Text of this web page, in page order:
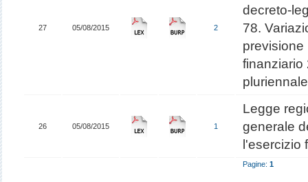
27 05/08/2015 2
decreto-
78.
previsione
finanziario
26 05/08/2015 1
Legge
generale
l'esercizio
Pagine: 1